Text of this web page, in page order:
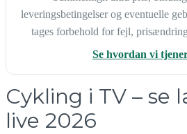
leveringsbetingelser og eventuelle
tages forbehold for fejl,
Se hvordan vi
Cykling i TV – se
live 2026